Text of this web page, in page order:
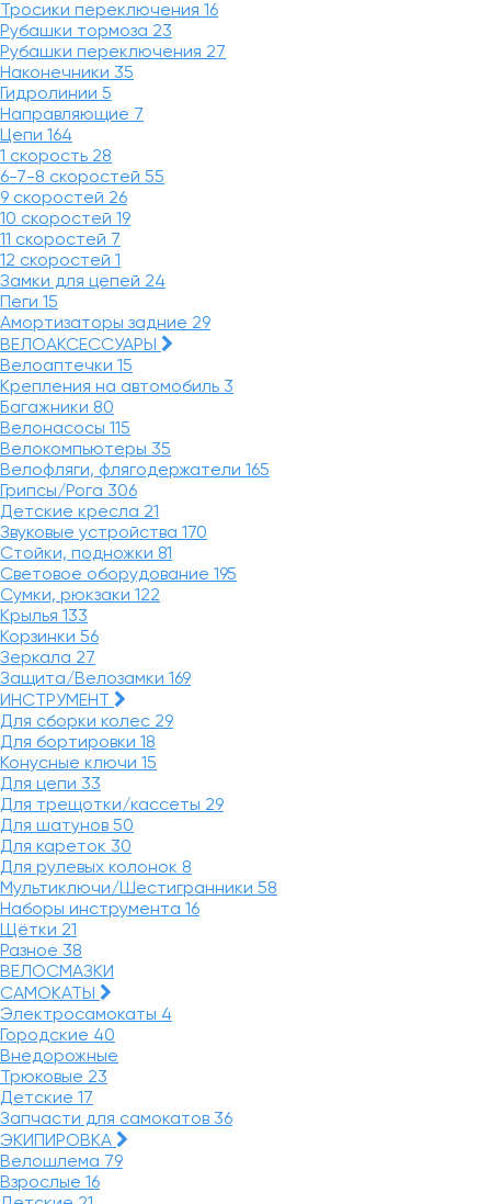
Тросики переключения 16
Рубашки тормоза 23
Рубашки переключения 27
Наконечники 35
Гидролинии 5
Направляющие 7
Цепи 164
1 скорость 28
6-7-8 скоростей 55
9 скоростей 26
10 скоростей 19
11 скоростей 7
12 скоростей 1
Замки для цепей 24
Пеги 15
Амортизаторы задние 29
ВЕЛОАКСЕССУАРЫ
Велоаптечки 15
Крепления на автомобиль 3
Багажники 80
Велонасосы 115
Велокомпьютеры 35
Велофляги, флягодержатели 165
Грипсы/Рога 306
Детские кресла 21
Звуковые устройства 170
Стойки, подножки 81
Световое оборудование 195
Сумки, рюкзаки 122
Крылья 133
Корзинки 56
Зеркала 27
Защита/Велозамки 169
ИНСТРУМЕНТ
Для сборки колес 29
Для бортировки 18
Конусные ключи 15
Для цепи 33
Для трещотки/кассеты 29
Для шатунов 50
Для кареток 30
Для рулевых колонок 8
Мультиключи/Шестигранники 58
Наборы инструмента 16
Щётки 21
Разное 38
ВЕЛОСМАЗКИ
САМОКАТЫ
Электросамокаты 4
Городские 40
Внедорожные
Трюковые 23
Детские 17
Запчасти для самокатов 36
ЭКИПИРОВКА
Велошлема 79
Взрослые 16